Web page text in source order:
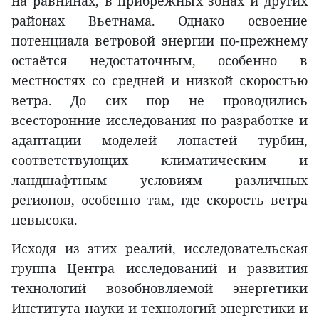
районах Вьетнама. Однако освоение
потенциала ветровой энергии по-прежнему
остаётся недостаточным, особенно в
местностях со средней и низкой скоростью
ветра. До сих пор не проводились
всесторонние исследования по разработке и
адаптации моделей лопастей турбин,
соответствующих климатическим и
ландшафтным условиям различных
регионов, особенно там, где скорость ветра
невысока.
Исходя из этих реалий, исследовательская
группа Центра исследований и развития
технологий возобновляемой энергетики
Института науки и технологий энергетики и